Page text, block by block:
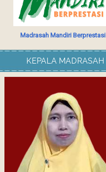
Madrasah Mandiri Berprestasi
KEPALA MADRASAH